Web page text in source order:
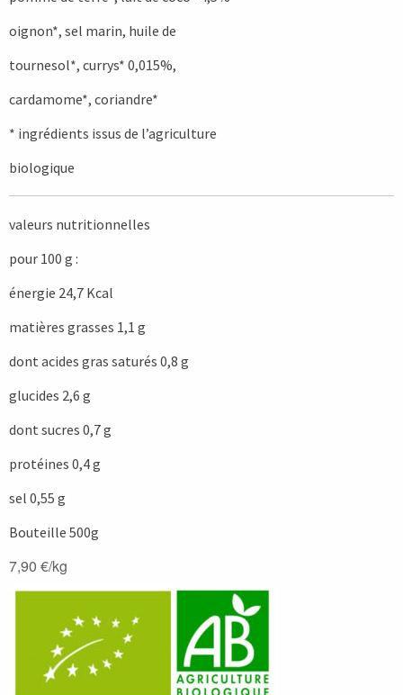
oignon*, sel marin, huile de
tournesol*, currys* 0,015%,
cardamome*, coriandre*
* ingrédients issus de l’agriculture
biologique
valeurs nutritionnelles
pour 100 g :
énergie 24,7 Kcal
matières grasses 1,1 g
dont acides gras saturés 0,8 g
glucides 2,6 g
dont sucres 0,7 g
protéines 0,4 g
sel 0,55 g
Bouteille 500g
7,90 €/kg